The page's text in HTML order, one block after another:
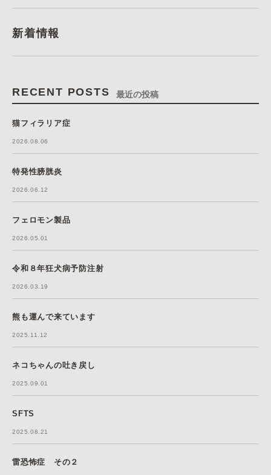
新着情報
RECENT POSTS 最近の投稿
猫フィラリア症
2026.08.06
特発性膀胱炎
2026.06.12
フェロモン製品
2026.05.01
令和８年狂犬病予防注射
2026.03.19
熊も運んで来ています
2025.11.12
ネコちゃんの吐き戻し
2025.09.01
SFTS
2025.08.21
雷恐怖症 その２